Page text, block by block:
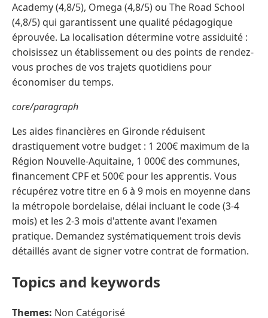
Academy (4,8/5), Omega (4,8/5) ou The Road School
(4,8/5) qui garantissent une qualité pédagogique
éprouvée. La localisation détermine votre assiduité :
choisissez un établissement ou des points de rendez-
vous proches de vos trajets quotidiens pour
économiser du temps.
core/paragraph
Les aides financières en Gironde réduisent
drastiquement votre budget : 1 200€ maximum de la
Région Nouvelle-Aquitaine, 1 000€ des communes,
financement CPF et 500€ pour les apprentis. Vous
récupérez votre titre en 6 à 9 mois en moyenne dans
la métropole bordelaise, délai incluant le code (3-4
mois) et les 2-3 mois d'attente avant l'examen
pratique. Demandez systématiquement trois devis
détaillés avant de signer votre contrat de formation.
Topics and keywords
Themes: Non Catégorisé